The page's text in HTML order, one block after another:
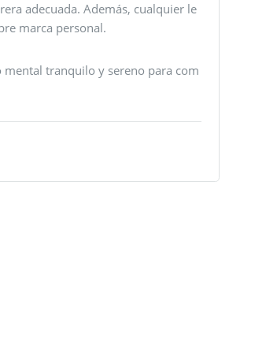
adecuada. Además, cualquier le
marca personal.
tranquilo y sereno para com